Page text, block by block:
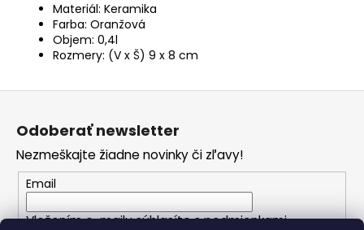
Materiál: Keramika
Farba: Oranžová
Objem: 0,4l
Rozmery: (V x Š) 9 x 8 cm
Odoberať newsletter
Nezmeškajte žiadne novinky či zľavy!
Email
Vložením e-mailu súhlasíte spodmienkami